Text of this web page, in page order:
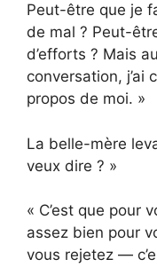
Peut-être que je
de mal ? Peut-
d’efforts ? Mais
conversation, j’ai
propos de moi. »
La belle-mère
veux dire ? »
« C’est que pour
assez bien pour
vous rejetez —